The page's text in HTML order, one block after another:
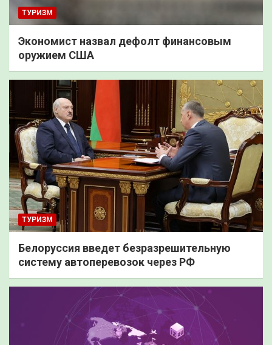
ТУРИЗМ
Экономист назвал дефолт финансовым
оружием США
ТУРИЗМ
Белоруссия введет безразрешительную
систему автоперевозок через РФ